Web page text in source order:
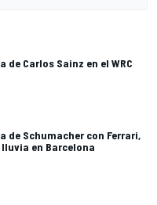
Carlos Sainz en el WRC
de Schumacher con Ferrari,
en Barcelona